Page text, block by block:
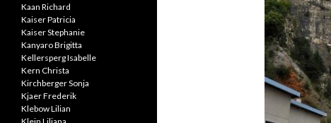
Kaan Richard
Kaiser Patricia
Kaiser Stephanie
Kanyaro Brigitta
Kellersperg Isabelle
Kern Christa
Kirchberger Sonja
Kjaer Frederik
Klebow Lilian